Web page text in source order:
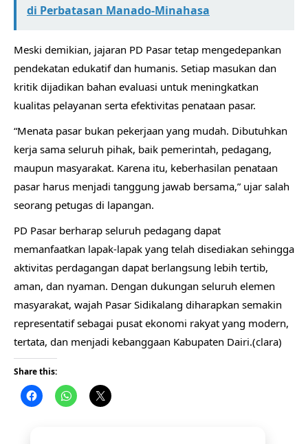
di Perbatasan Manado-Minahasa
Meski demikian, jajaran PD Pasar tetap mengedepankan
pendekatan edukatif dan humanis. Setiap masukan dan
kritik dijadikan bahan evaluasi untuk meningkatkan
kualitas pelayanan serta efektivitas penataan pasar.
“Menata pasar bukan pekerjaan yang mudah. Dibutuhkan
kerja sama seluruh pihak, baik pemerintah, pedagang,
maupun masyarakat. Karena itu, keberhasilan penataan
pasar harus menjadi tanggung jawab bersama,” ujar salah
seorang petugas di lapangan.
PD Pasar berharap seluruh pedagang dapat
memanfaatkan lapak-lapak yang telah disediakan sehingga
aktivitas perdagangan dapat berlangsung lebih tertib,
aman, dan nyaman. Dengan dukungan seluruh elemen
masyarakat, wajah Pasar Sidikalang diharapkan semakin
representatif sebagai pusat ekonomi rakyat yang modern,
tertata, dan menjadi kebanggaan Kabupaten Dairi.(clara)
Share this: